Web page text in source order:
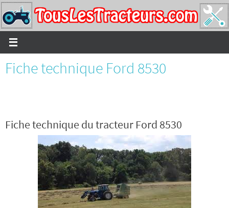
Passer
vers
le
contenu
Fiche technique Ford 8530
Fiche technique du tracteur Ford 8530